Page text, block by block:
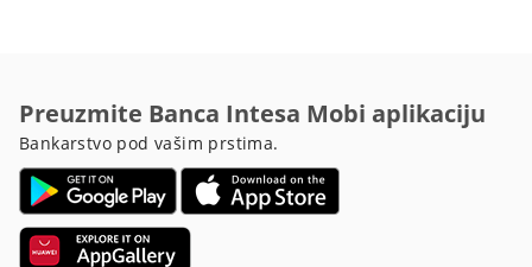
Preuzmite Banca Intesa Mobi aplikaciju
Bankarstvo pod vašim prstima.